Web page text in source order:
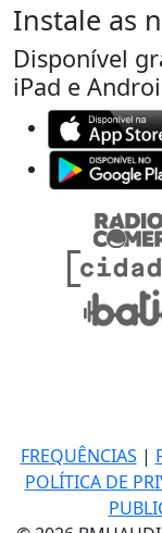
Instale as
Disponível
iPad e
FREQUÊNCIAS |
POLÍTICA DE